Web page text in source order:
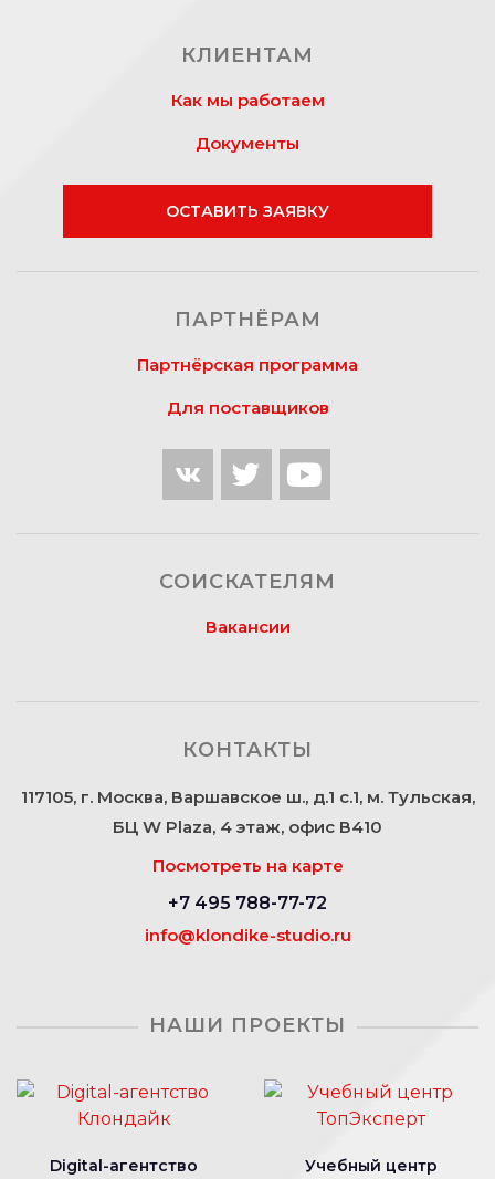
КЛИЕНТАМ
Как мы работаем
Документы
ОСТАВИТЬ ЗАЯВКУ
ПАРТНЁРАМ
Партнёрская программа
Для поставщиков
СОИСКАТЕЛЯМ
Вакансии
КОНТАКТЫ
117105, г. Москва, Варшавское ш., д.1 с.1, м. Тульская,
БЦ W Plaza, 4 этаж, офис В410
Посмотреть на карте
+7 495 788-77-72
info@klondike-studio.ru
НАШИ ПРОЕКТЫ
Digital-агентство Учебный центр